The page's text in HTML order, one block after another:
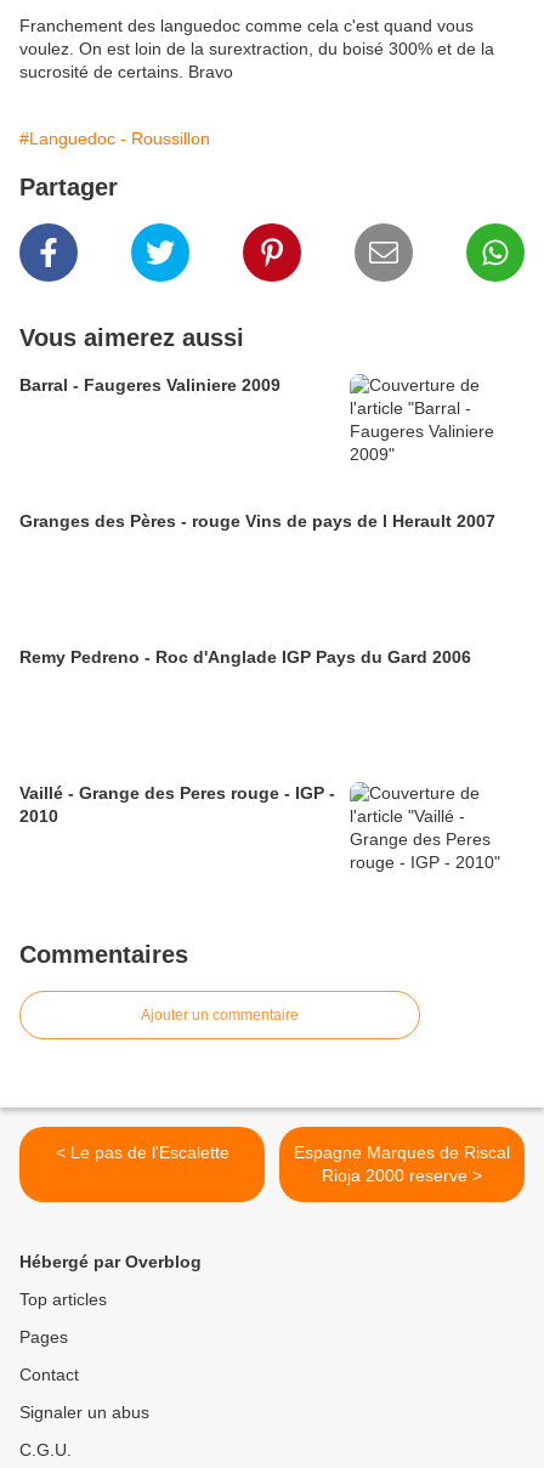
Franchement des languedoc comme cela c'est quand vous
voulez. On est loin de la surextraction, du boisé 300% et de la
sucrosité de certains. Bravo
#Languedoc - Roussillon
Partager
Vous aimerez aussi
Barral - Faugeres Valiniere 2009
Granges des Pères - rouge Vins de pays de l Herault 2007
Remy Pedreno - Roc d'Anglade IGP Pays du Gard 2006
Vaillé - Grange des Peres rouge - IGP -
2010
Commentaires
Ajouter un commentaire
< Le pas de l'Escalette
Espagne Marques de Riscal
Rioja 2000 reserve >
Hébergé par Overblog
Top articles
Pages
Contact
Signaler un abus
C.G.U.